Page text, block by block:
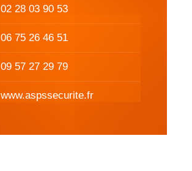
02 28 03 90 53
06 75 26 46 51
09 57 27 29 79
www.aspssecurite.fr